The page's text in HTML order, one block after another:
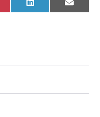
LinkedIn Email